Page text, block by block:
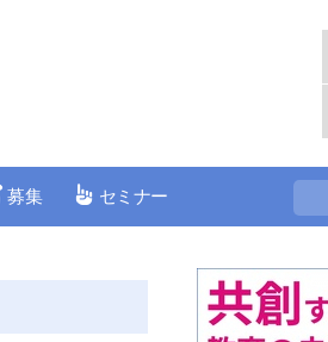
募集 セミナー